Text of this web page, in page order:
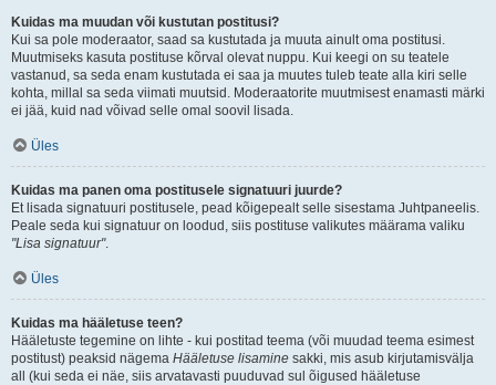
Kuidas ma muudan või kustutan postitusi?
Kui sa pole moderaator, saad sa kustutada ja muuta ainult oma postitusi.
Muutmiseks kasuta postituse kõrval olevat nuppu. Kui keegi on su teatele
vastanud, sa seda enam kustutada ei saa ja muutes tuleb teate alla kiri selle
kohta, millal sa seda viimati muutsid. Moderaatorite muutmisest enamasti märki
ei jää, kuid nad võivad selle omal soovil lisada.
Üles
Kuidas ma panen oma postitusele signatuuri juurde?
Et lisada signatuuri postitusele, pead kõigepealt selle sisestama Juhtpaneelis.
Peale seda kui signatuur on loodud, siis postituse valikutes määrama valiku
"Lisa signatuur".
Üles
Kuidas ma hääletuse teen?
Hääletuste tegemine on lihte - kui postitad teema (või muudad teema esimest
postitust) peaksid nägema Hääletuse lisamine sakki, mis asub kirjutamisvälja
all (kui seda ei näe, siis arvatavasti puuduvad sul õigused hääletuse